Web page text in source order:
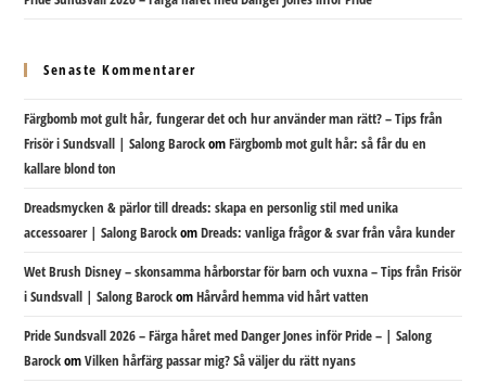
Senaste Kommentarer
Färgbomb mot gult hår, fungerar det och hur använder man rätt? – Tips från
Frisör i Sundsvall | Salong BarockomFärgbomb mot gult hår: så får du en
kallare blond ton
Dreadsmycken & pärlor till dreads: skapa en personlig stil med unika
accessoarer | Salong BarockomDreads: vanliga frågor & svar från våra kunder
Wet Brush Disney – skonsamma hårborstar för barn och vuxna – Tips från Frisör
i Sundsvall | Salong BarockomHårvård hemma vid hårt vatten
Pride Sundsvall 2026 – Färga håret med Danger Jones inför Pride – | Salong
BarockomVilken hårfärg passar mig? Så väljer du rätt nyans